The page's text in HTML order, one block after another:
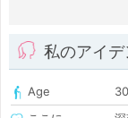
私のアイデ
Age